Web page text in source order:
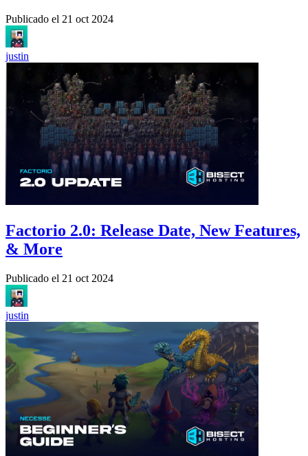
Publicado el 21 oct 2024
justin
Factorio 2.0: Release Date, New Features,
& More
Publicado el 21 oct 2024
justin